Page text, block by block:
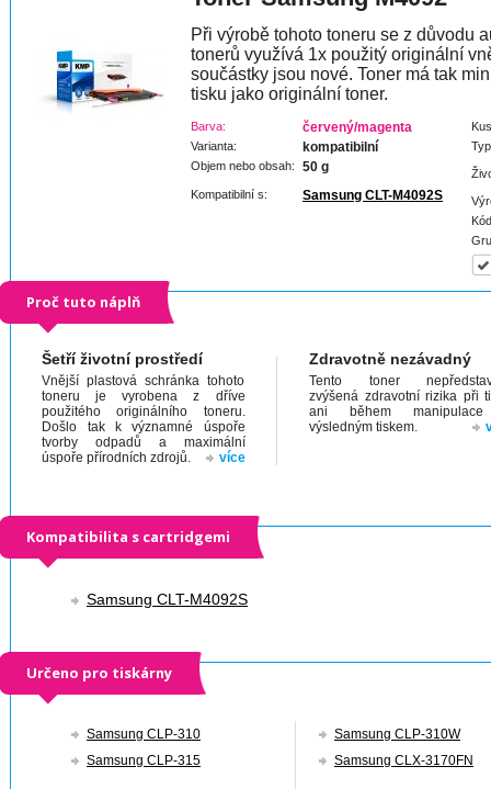
Při výrobě tohoto toneru se z důvodu
tonerů využívá 1x použitý originální
součástky jsou nové. Toner má tak
tisku jako originální toner.
Barva: červený/magenta
Varianta: kompatibilní
Objem nebo obsah: 50 g
Kompatibilní s: Samsung CLT-M4092S
Proč tuto náplň
Šetří životní prostředí
Vnější plastová schránka tohoto
toneru je vyrobena z dříve
použitého originálního toneru.
Došlo tak k významné úspoře
tvorby odpadů a maximální
úspoře přírodních zdrojů.
více
Zdravotně nezávadný
Tento toner
zvýšená zdravotní rizika při
ani během
výsledným tiskem.
Kompatibilita s cartridgemi
Samsung CLT-M4092S
Určeno pro tiskárny
Samsung CLP-310
Samsung CLP-315
Samsung CLP-310W
Samsung CLX-3170FN